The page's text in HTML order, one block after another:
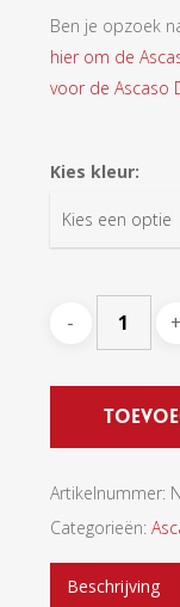
Ben je opzoek
hier om de
voor de Ascaso
Kies kleur:
Artikelnummer:
Categorieën:
Beschrijving